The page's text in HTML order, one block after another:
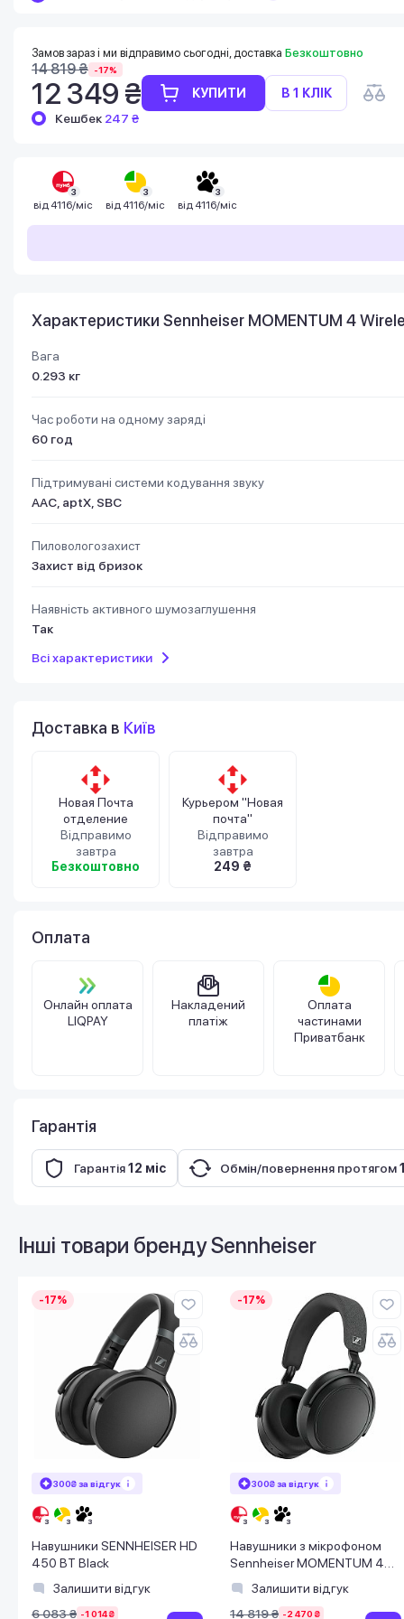
Замов зараз і ми відправимо сьогодні, доставка Безкоштовно
14 819 ₴ -17%
12 349 ₴ КУПИТИ
В 1 КЛІК
Кешбек 247 ₴
Накопиченими бонусами можна сплатити
до 99% вартості наступної покупки:
детальніше
3
від 4116/міс
3
від 4116/міс
3
від 4116/міс
Характеристики Sennheiser MOMENTUM 4
Вага
0.293 кг
Час роботи на одному заряді
60 год
Підтримувані системи кодування звуку
AAC, aptX, SBC
Пиловологозахист
Захист від бризок
Наявність активного шумозаглушення
Так
Всі характеристики
Доставка в Київ
Новая Почта
отделение
Відправимо
завтра
Безкоштовно
Курьером "Новая
почта"
Відправимо
завтра
249 ₴
Оплата
Онлайн оплата
LIQPAY
Накладений
платіж
Оплата
частинами
Приватбанк
Гарантія
Гарантія12 міс Обмін/повернення протягом
Інші товари брендуSennheiser
-17%
300₴ за відгук
Навушники SENNHEISER HD
450 BT Black
Залишити відгук
6 083 ₴ -1 014 ₴
-17%
300₴ за відгук
Навушники з мікрофоном
Sennheiser MOMENTUM 4
Wireless Black (509266)
Залишити відгук
14 819 ₴ -2 470 ₴